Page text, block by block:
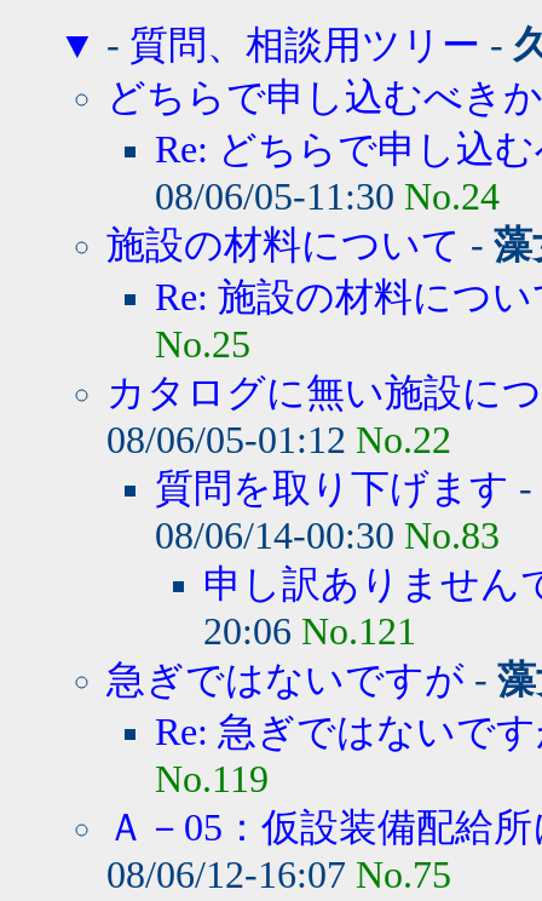
▼ - 質問、相談用ツリー -
どちらで申し込むべき
Re: どちらで申し込
08/06/05-11:30 No.24
施設の材料について - 藻
Re: 施設の材料につ
No.25
カタログに無い施設に
08/06/05-01:12 No.22
質問を取り下げます -
08/06/14-00:30 No.83
申し訳ありません
20:06 No.121
急ぎではないですが -
Re: 急ぎではないで
No.119
Ａ－05：仮設装備配給
08/06/12-16:07 No.75